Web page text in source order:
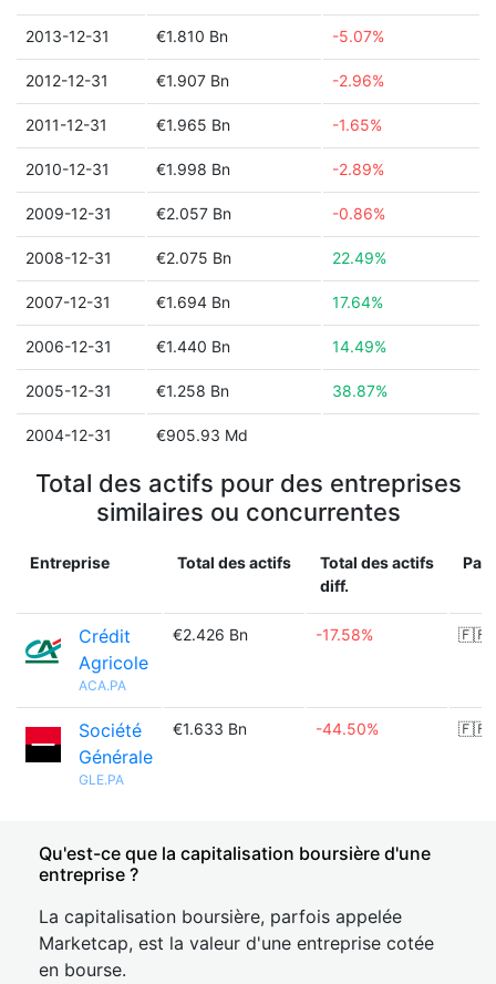
2013-12-31 €1.810 Bn -5.07%
2012-12-31 €1.907 Bn -2.96%
2011-12-31 €1.965 Bn -1.65%
2010-12-31 €1.998 Bn -2.89%
2009-12-31 €2.057 Bn -0.86%
2008-12-31 €2.075 Bn 22.49%
2007-12-31 €1.694 Bn 17.64%
2006-12-31 €1.440 Bn 14.49%
2005-12-31 €1.258 Bn 38.87%
2004-12-31 €905.93 Md
Total des actifs pour des entreprises
similaires ou concurrentes
Entreprise Total des actifs
Total des actifs
diff.
Crédit
Agricole
ACA.PA
€2.426 Bn -17.58% 🇫🇷
Société
Générale
GLE.PA
€1.633 Bn -44.50% 🇫🇷
Qu'est-ce que la capitalisation boursière d'une
entreprise ?
La capitalisation boursière, parfois appelée
Marketcap, est la valeur d'une entreprise cotée
en bourse.